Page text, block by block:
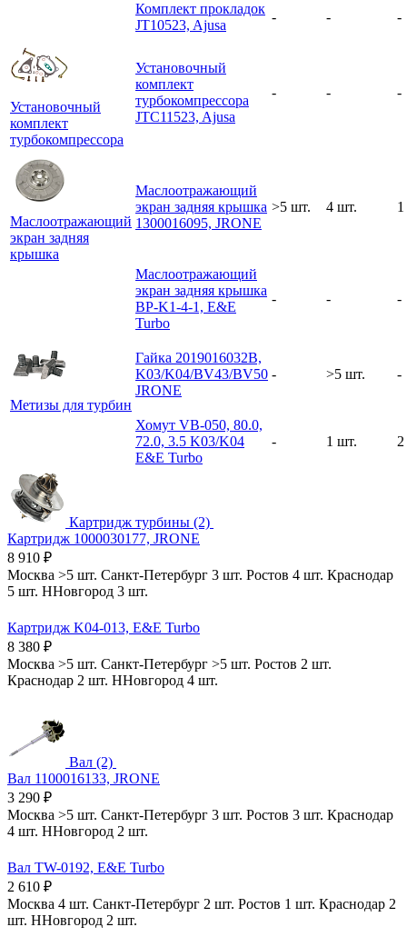
Комплект прокладок
JT10523, Ajusa
- - -
Установочный
комплект
турбокомпрессора
Установочный
комплект
турбокомпрессора
JTC11523, Ajusa
- - -
Маслоотражающий
экран задняя
крышка
Маслоотражающий
экран задняя крышка
1300016095, JRONE
>5 шт. 4 шт.
Маслоотражающий
экран задняя крышка
BP-K1-4-1, E&E
Turbo
- - -
Метизы для турбин
Гайка 2019016032B,
K03/K04/BV43/BV50
JRONE
- >5 шт. -
Хомут VB-050, 80.0,
72.0, 3.5 K03/K04
E&E Turbo
- 1 шт.
Картридж турбины (2)
Картридж 1000030177, JRONE
8 910 ₽
Москва >5 шт. Санкт-Петербург 3 шт. Ростов 4 шт. Краснодар
5 шт. ННовгород 3 шт.
Картридж K04-013, E&E Turbo
8 380 ₽
Москва >5 шт. Санкт-Петербург >5 шт. Ростов 2 шт.
Краснодар 2 шт. ННовгород 4 шт.
Вал (2)
Вал 1100016133, JRONE
3 290 ₽
Москва >5 шт. Санкт-Петербург 3 шт. Ростов 3 шт. Краснодар
4 шт. ННовгород 2 шт.
Вал TW-0192, E&E Turbo
2 610 ₽
Москва 4 шт. Санкт-Петербург 2 шт. Ростов 1 шт. Краснодар 2
шт. ННовгород 2 шт.